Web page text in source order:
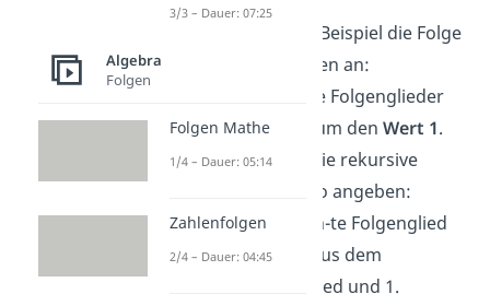
Schauen wir uns als Beispiel die Folge
der natürlichen Zahlen an:
Alle Folgenglieder
unterscheiden
sich um denWert 1.
Deshalb kannst du die rekursive
Bildungsvorschrift so angeben:
. Das n-te Folgenglied
ist also die Summe aus dem
vorherigen Folgenglied und 1.
3/3 – Dauer: 07:25
Algebra
Folgen
Folgen Mathe
1/4 – Dauer: 05:14
Zahlenfolgen
2/4 – Dauer: 04:45